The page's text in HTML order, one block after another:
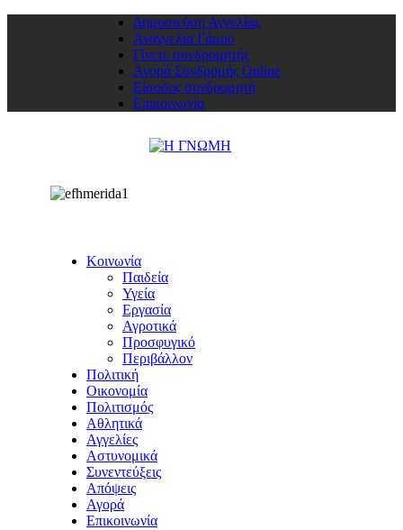
Δημοσιεύση Αγγελίας
Αναγγελία Γάμου
Γίνετε συνδρομητής
Αγορά Συνδρομής Online
Είσοδος συνδρομητή
Επικοινωνία
Κοινωνία
Παιδεία
Υγεία
Εργασία
Αγροτικά
Προσφυγικό
Περιβάλλον
Πολιτική
Οικονομία
Πολιτισμός
Αθλητικά
Αγγελίες
Αστυνομικά
Συνεντεύξεις
Απόψεις
Αγορά
Επικοινωνία